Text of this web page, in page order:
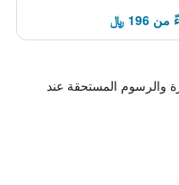
والرسوم المستحقة عند